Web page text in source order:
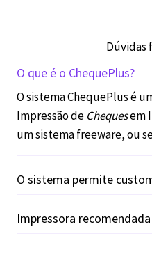
Dúvidas
O que é o ChequePlus?
O sistema ChequePlus é
Impressão de Chequesem
um sistema freeware, ou
O sistema permite
Impressora